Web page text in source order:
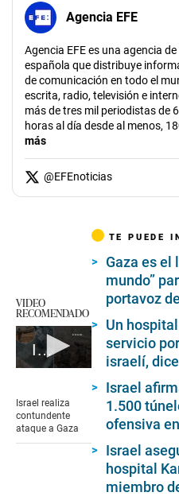
Agencia EFE
Agencia EFE es una agencia
española que distribuye
de comunicación en todo el
escrita, radio, televisión e
más de tres mil periodistas de
horas al día desde al menos,
más
@EFEnoticias
VIDEO
RECOMENDADO
Israel realiza contundente ataque a Gaza
of
1
minute,
Israel realiza
contundente
ataque a Gaza
TE PUEDE
Gaza es el
mundo”
portavoz
Un
servicio
israelí,
Israel
1.500
ofensiva
Israel
hospital
miembro